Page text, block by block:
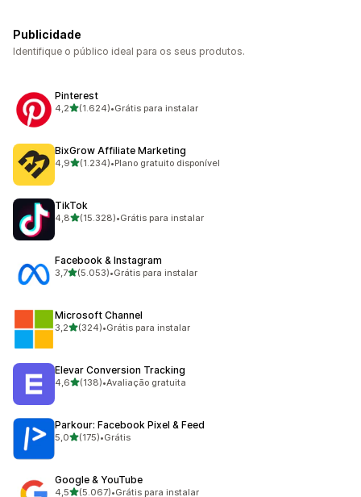
Publicidade
Identifique o público ideal para os seus produtos.
Pinterest
4,2de 5 estrelas
(1.624)
1624 avaliações ao todo
•Grátis para instalar
BixGrow Affiliate Marketing
4,9de 5 estrelas
(1.234)
1234 avaliações ao todo
•Plano gratuito disponível
TikTok
4,8de 5 estrelas
(15.328)
15328 avaliações ao todo
•Grátis para instalar
Facebook & Instagram
3,7de 5 estrelas
(5.053)
5053 avaliações ao todo
•Grátis para instalar
Microsoft Channel
3,2de 5 estrelas
(324)
324 avaliações ao todo
•Grátis para instalar
Elevar Conversion Tracking
4,6de 5 estrelas
(138)
138 avaliações ao todo
•Avaliação gratuita
Parkour: Facebook Pixel & Feed
5,0de 5 estrelas
(175)
175 avaliações ao todo
•Grátis
Google & YouTube
4,5de 5 estrelas
(5.067)•Grátis para instalar